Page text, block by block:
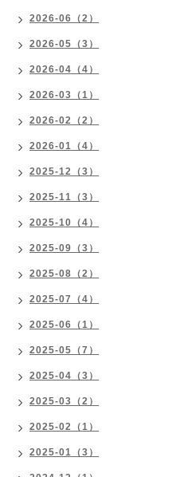
2026-06（2）
2026-05（3）
2026-04（4）
2026-03（1）
2026-02（2）
2026-01（4）
2025-12（3）
2025-11（3）
2025-10（4）
2025-09（3）
2025-08（2）
2025-07（4）
2025-06（1）
2025-05（7）
2025-04（3）
2025-03（2）
2025-02（1）
2025-01（3）